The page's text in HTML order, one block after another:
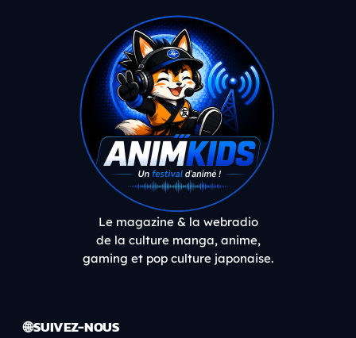
Le magazine & la webradio
de la culture manga, anime,
gaming et pop culture japonaise.
🌐 SUIVEZ-NOUS